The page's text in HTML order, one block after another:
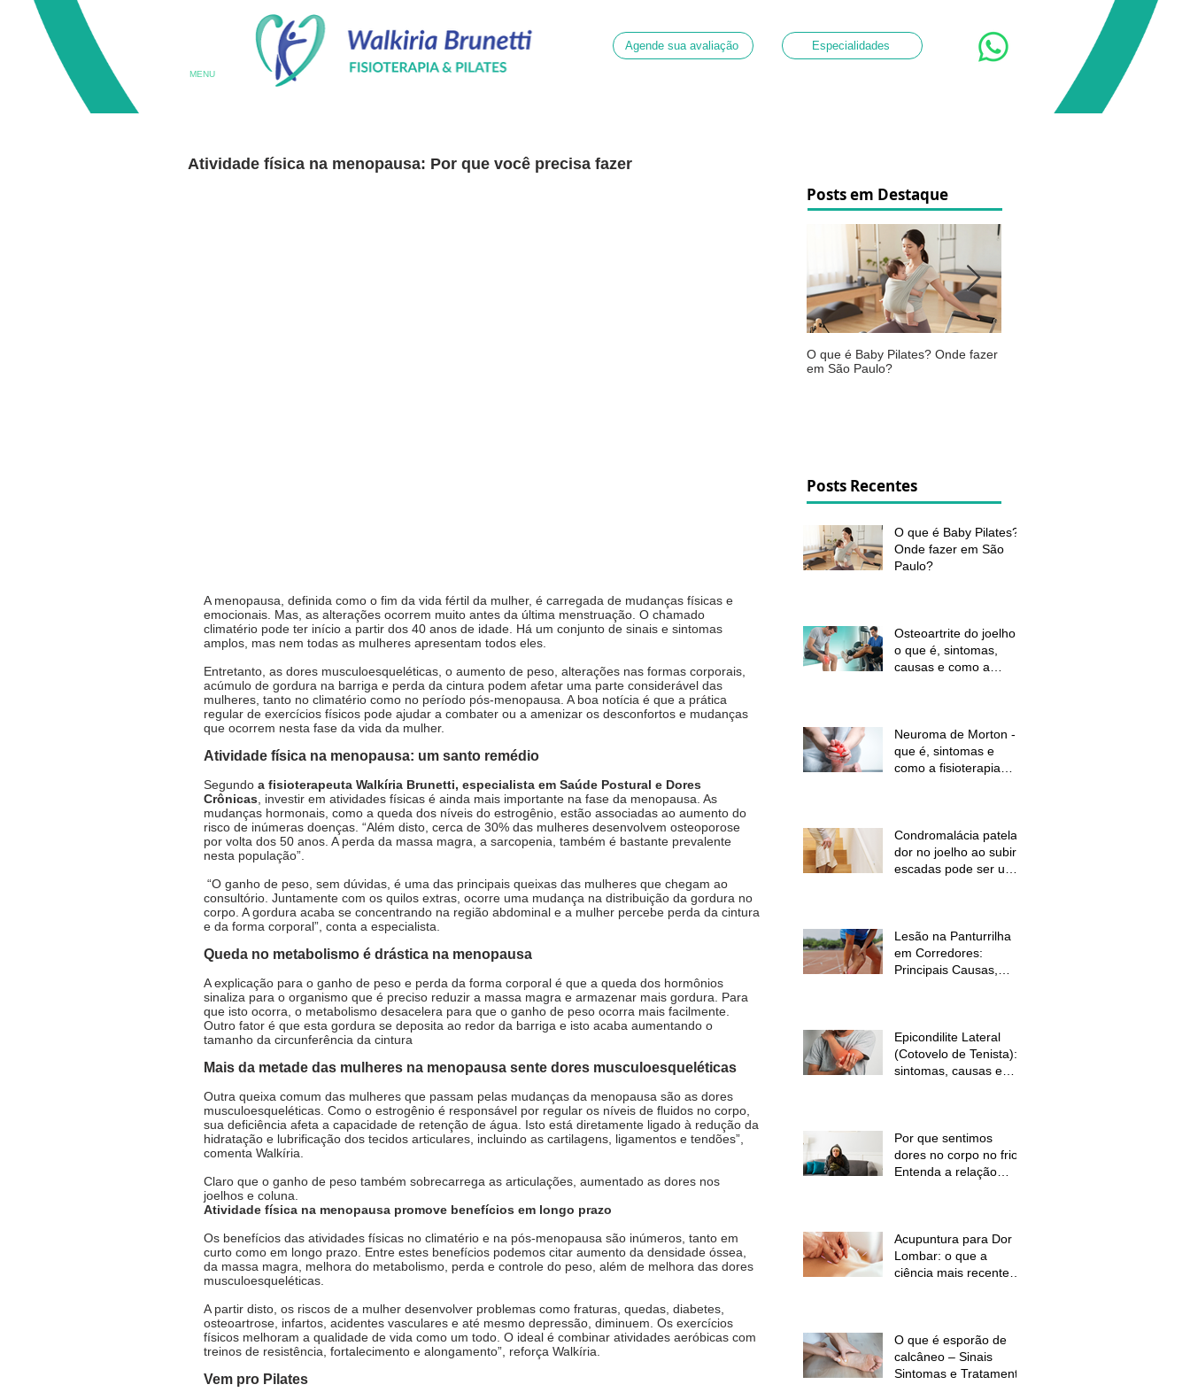
MENU
Agende sua avaliação Especialidades
Atividade física na menopausa: Por que você precisa fazer
A menopausa, definida como o fim da vida fértil da mulher, é carregada de mudanças físicas e
emocionais. Mas, as alterações ocorrem muito antes da última menstruação. O chamado
climatério pode ter início a partir dos 40 anos de idade. Há um conjunto de sinais e sintomas
amplos, mas nem todas as mulheres apresentam todos eles.
Entretanto, as dores musculoesqueléticas, o aumento de peso, alterações nas formas corporais,
acúmulo de gordura na barriga e perda da cintura podem afetar uma parte considerável das
mulheres, tanto no climatério como no período pós-menopausa. A boa notícia é que a prática
regular de exercícios físicos pode ajudar a combater ou a amenizar os desconfortos e mudanças
que ocorrem nesta fase da vida da mulher.
Atividade física na menopausa: um santo remédio
Segundo a fisioterapeuta Walkíria Brunetti, especialista em Saúde Postural e Dores
Crônicas , investir em atividades físicas é ainda mais importante na fase da menopausa. As
mudanças hormonais, como a queda dos níveis do estrogênio, estão associadas ao aumento do
risco de inúmeras doenças. “Além disto, cerca de 30% das mulheres desenvolvem osteoporose
por volta dos 50 anos. A perda da massa magra, a sarcopenia, também é bastante prevalente
nesta população”.
consultório. Juntamente com os quilos extras, ocorre uma mudança na distribuição da gordura no
corpo. A gordura acaba se concentrando na região abdominal e a mulher percebe perda da cintura
e da forma corporal”, conta a especialista.
Queda no metabolismo é drástica na menopausa
A explicação para o ganho de peso e perda da forma corporal é que a queda dos hormônios
sinaliza para o organismo que é preciso reduzir a massa magra e armazenar mais gordura. Para
que isto ocorra, o metabolismo desacelera para que o ganho de peso ocorra mais facilmente.
Outro fator é que esta gordura se deposita ao redor da barriga e isto acaba aumentando o
tamanho da circunferência da cintura
Mais da metade das mulheres na menopausa sente dores musculoesqueléticas
Outra queixa comum das mulheres que passam pelas mudanças da menopausa são as dores
musculoesqueléticas. Como o estrogênio é responsável por regular os níveis de fluidos no corpo,
sua deficiência afeta a capacidade de retenção de água. Isto está diretamente ligado à redução da
hidratação e lubrificação dos tecidos articulares, incluindo as cartilagens, ligamentos e tendões”,
comenta Walkíria.
Claro que o ganho de peso também sobrecarrega as articulações, aumentado as dores nos
joelhos e coluna.
Atividade física na menopausa promove benefícios em longo prazo
Os benefícios das atividades físicas no climatério e na pós-menopausa são inúmeros, tanto em
curto como em longo prazo. Entre estes benefícios podemos citar aumento da densidade óssea,
da massa magra, melhora do metabolismo, perda e controle do peso, além de melhora das dores
musculoesqueléticas.
A partir disto, os riscos de a mulher desenvolver problemas como fraturas, quedas, diabetes,
osteoartrose, infartos, acidentes vasculares e até mesmo depressão, diminuem. Os exercícios
físicos melhoram a qualidade de vida como um todo. O ideal é combinar atividades aeróbicas com
treinos de resistência, fortalecimento e alongamento”, reforça Walkíria.
Vem pro Pilates
Posts em Destaque
O que é Baby Pilates? Onde fazer
em São Paulo?
Posts Recentes
O que é Baby Pilates?
Onde fazer em São
Paulo?
Osteoartrite do joelho:
o que é, sintomas,
causas e como a
Neuroma de Morton - o
que é, sintomas e
como a fisioterapia
Condromalácia patelar:
dor no joelho ao subir
escadas pode ser um
Lesão na Panturrilha
em Corredores:
Principais Causas,
Epicondilite Lateral
(Cotovelo de Tenista):
sintomas, causas e
Por que sentimos
dores no corpo no frio?
Entenda a relação
Acupuntura para Dor
Lombar: o que a
ciência mais recente
O que é esporão de
calcâneo – Sinais
Sintomas e Tratamento